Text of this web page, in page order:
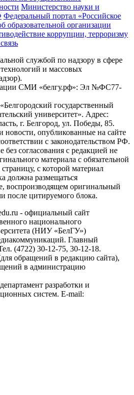
Министерствo науки и
Федеральный портал «Российское
образовательной организации
коррупции, терроризму
службой по надзору в сфере
и массовых
СМИ «белгу.рф»: Эл №ФС77-
государственный
университет». Адрес:
г. Белгород, ул. Победы, 85.
новости, опубликованные на сайте
с законодательством РФ.
без согласования с редакцией не
материала с обязательной
с которой материал
должна размещаться
воспроизводящем оригинальный
после цитируемого блока.
- официальный сайт
национального
(НИУ «БелГУ»)
Главный
(4722) 30-12-75, 30-12-18.
обращений в редакцию сайта),
в администрацию
разработки и
систем. E-mail: